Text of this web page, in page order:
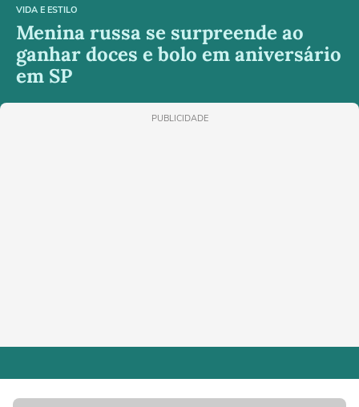
VIDA E ESTILO
Menina russa se surpreende ao
ganhar doces e bolo em aniversário
em SP
PUBLICIDADE